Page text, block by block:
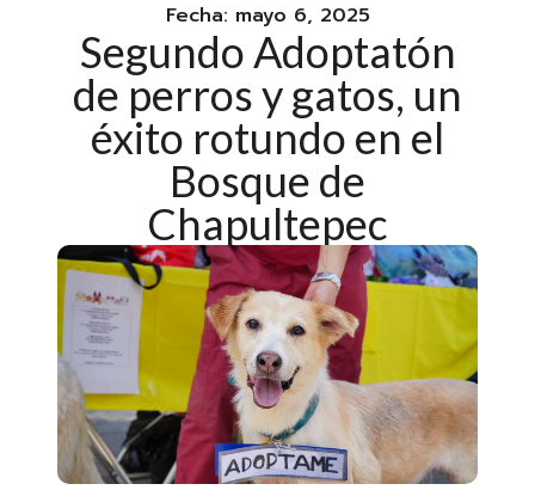
Fecha: mayo 6, 2025
Segundo Adoptatón
de perros y gatos, un
éxito rotundo en el
Bosque de
Chapultepec